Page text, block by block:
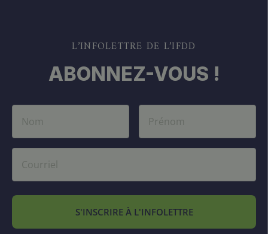
L’INFOLETTRE DE L’IFDD
ABONNEZ-VOUS !
S'INSCRIRE À L'INFOLETTRE